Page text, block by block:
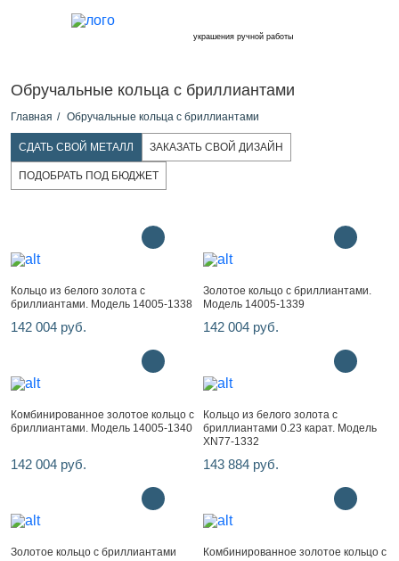
украшения ручной работы
Обручальные кольца с бриллиантами
Главная Обручальные кольца с бриллиантами
СДАТЬ СВОЙ МЕТАЛЛ ЗАКАЗАТЬ СВОЙ ДИЗАЙН
ПОДОБРАТЬ ПОД БЮДЖЕТ
Кольцо из белого золота с
бриллиантами. Модель 14005-1338
142 004 руб.
Золотое кольцо с бриллиантами.
Модель 14005-1339
142 004 руб.
Комбинированное золотое кольцо с
бриллиантами. Модель 14005-1340
142 004 руб.
Кольцо из белого золота с
бриллиантами 0.23 карат. Модель
XN77-1332
143 884 руб.
Золотое кольцо с бриллиантами
Комбинированное золотое кольцо с